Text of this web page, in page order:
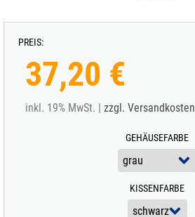
PREIS:
37,20 €
inkl. 19% MwSt. | zzgl. Versandkosten
GEHÄUSEFARBE
KISSENFARBE